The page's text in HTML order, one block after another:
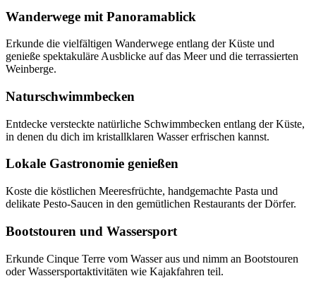
Wanderwege mit Panoramablick
Erkunde die vielfältigen Wanderwege entlang der Küste und
genieße spektakuläre Ausblicke auf das Meer und die terrassierten
Weinberge.
Naturschwimmbecken
Entdecke versteckte natürliche Schwimmbecken entlang der Küste,
in denen du dich im kristallklaren Wasser erfrischen kannst.
Lokale Gastronomie genießen
Koste die köstlichen Meeresfrüchte, handgemachte Pasta und
delikate Pesto-Saucen in den gemütlichen Restaurants der Dörfer.
Bootstouren und Wassersport
Erkunde Cinque Terre vom Wasser aus und nimm an Bootstouren
oder Wassersportaktivitäten wie Kajakfahren teil.